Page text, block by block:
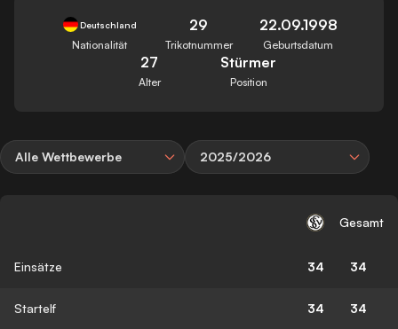
Deutschland
Nationalität
29
Trikotnummer
22.09.1998
Geburtsdatum
27
Alter
Stürmer
Position
Alle Wettbewerbe 2025/2026
Gesamt
Einsätze 34 34
Startelf 34 34